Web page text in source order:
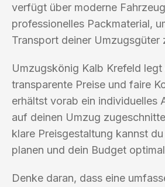
verfügt über moderne
professionelles Packmaterial,
Transport deiner Umzugsgüter
Umzugskönig Kalb Krefeld
transparente Preise und faire
erhältst vorab ein individuelles
auf deinen Umzug
klare Preisgestaltung kannst
planen und dein Budget
Denke daran, dass eine